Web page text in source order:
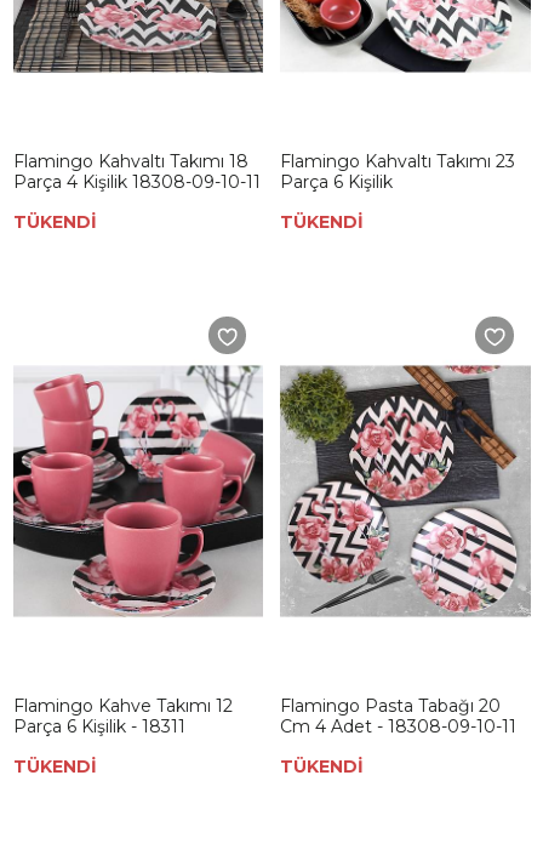
Flamingo Kahvaltı Takımı 18
Parça 4 Kişilik 18308-09-10-11
TÜKENDİ
Flamingo Kahvaltı Takımı 23
Parça 6 Kişilik
TÜKENDİ
Flamingo Kahve Takımı 12
Parça 6 Kişilik - 18311
TÜKENDİ
Flamingo Pasta Tabağı 20
Cm 4 Adet - 18308-09-10-11
TÜKENDİ